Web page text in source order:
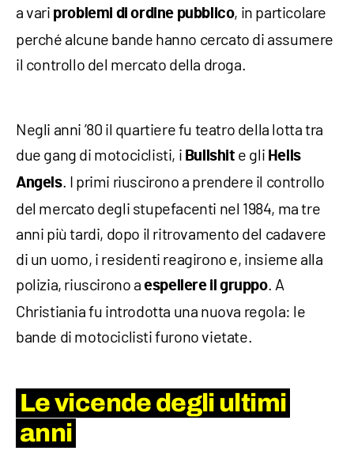
a vari problemi di ordine pubblico, in particolare
perché alcune bande hanno cercato di assumere
il controllo del mercato della droga.
Negli anni ’80 il quartiere fu teatro della lotta tra
due gang di motociclisti, i Bullshit e gli Hells
Angels. I primi riuscirono a prendere il controllo
del mercato degli stupefacenti nel 1984, ma tre
anni più tardi, dopo il ritrovamento del cadavere
di un uomo, i residenti reagirono e, insieme alla
polizia, riuscirono aespellere il gruppo. A
Christiania fu introdotta una nuova regola: le
bande di motociclisti furono vietate.
Le vicende degli ultimi
anni